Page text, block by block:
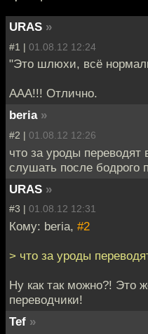
URAS »
#1 | 01.08.12 12:24
"Это шлюхи, всё
ААА!!! Отлично.
beria »
#2 | 01.08.12 12:26
что за уроды переводят
слушать после бодрого
URAS »
#3 | 01.08.12 12:31
Кому: beria, #2
> что за уроды
Ну как так можно?! Это
переводчики!
Tef »